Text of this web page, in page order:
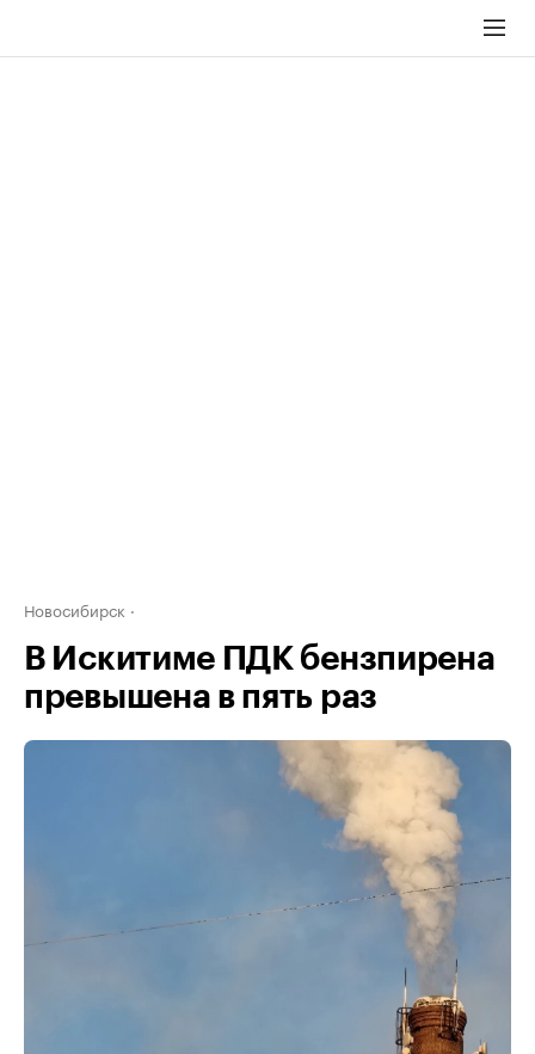
Новосибирск
В Искитиме ПДК бензпирена
превышена в пять раз